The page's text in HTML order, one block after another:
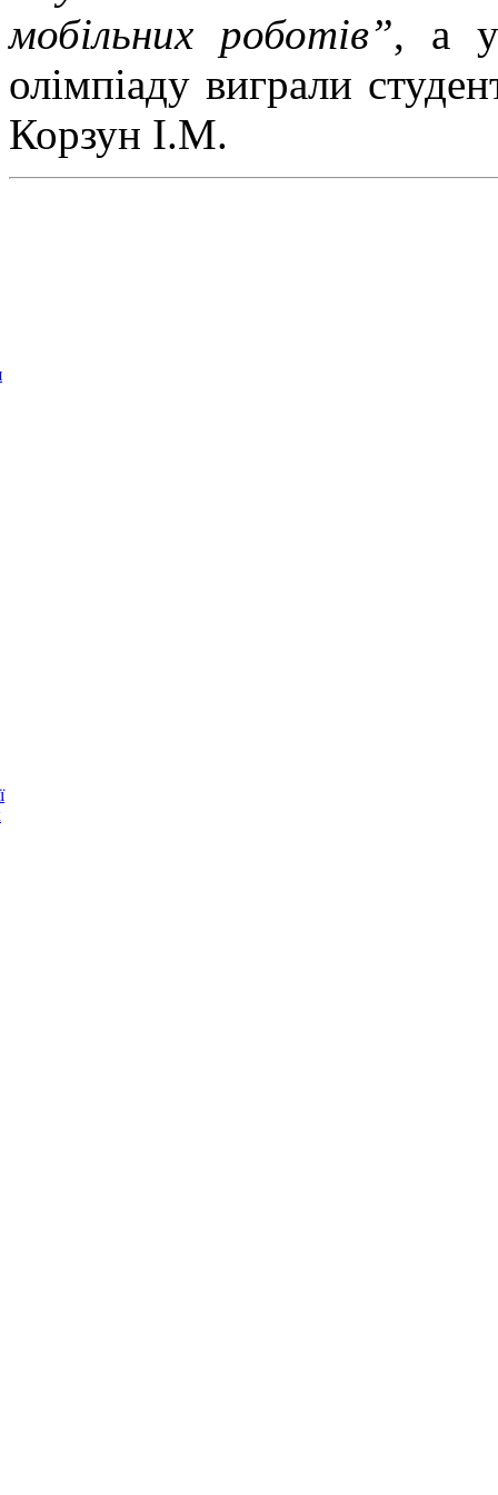
мобільних роботів”, а
олімпіаду виграли
Корзун І.М.